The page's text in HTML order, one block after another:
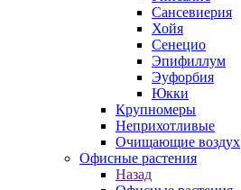
Сансевиерия
Хойя
Сенецио
Эпифиллум
Эуфорбия
Юкки
Крупномеры
Неприхотливые
Очищающие воздух
Офисные растения
Назад